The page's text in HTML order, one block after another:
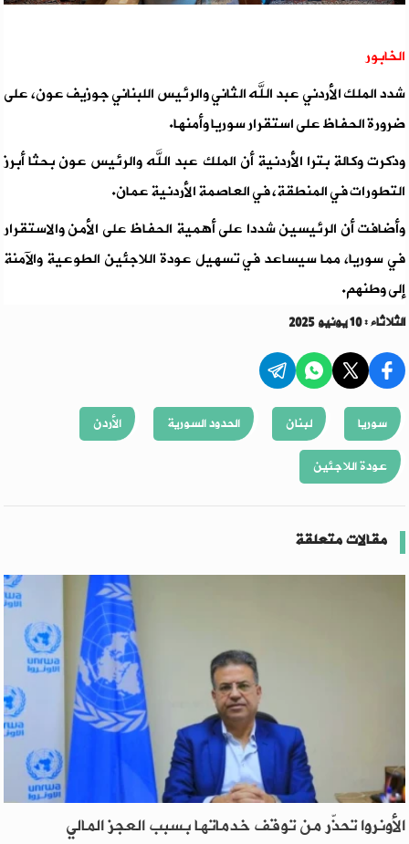
الخابور
شدد الملك الأردني عبد الله الثاني والرئيس اللبناني جوزيف عون، على
ضرورة الحفاظ على استقرار سوريا وأمنها.
وذكرت وكالة بترا الأردنية أن الملك عبد الله والرئيس عون بحثا أبرز
التطورات في المنطقة، في العاصمة الأردنية عمان.
وأضافت أن الرئيسين شددا على أهمية الحفاظ على الأمن والاستقرار
في سوريا، مما سيساعد في تسهيل عودة اللاجئين الطوعية والآمنة
إلى وطنهم.
الثلاثاء : 10 يونيو 2025
سوريا لبنان الحدود السورية
الأردن
عودة اللاجئين
مقالات متعلقة
الأونروا تحذّر من توقف خدماتها بسبب العجز المالي